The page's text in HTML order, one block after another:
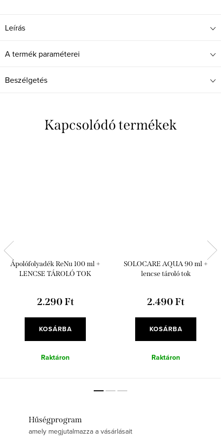
Leírás
A termék paraméterei
Beszélgetés
Kapcsolódó termékek
Ápolófolyadék ReNu 100 ml +
LENCSE TÁROLÓ TOK
2.290 Ft
KOSÁRBA
Raktáron
SOLOCARE AQUA 90 ml +
lencse tároló tok
2.490 Ft
KOSÁRBA
Raktáron
Hűségprogram
amely megjutalmazza a vásárlásait